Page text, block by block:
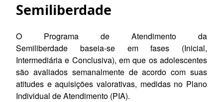
Semiliberdade
O Programa de Atendimento da
Semiliberdade baseia-se em fases (Inicial,
Intermediária e Conclusiva), em que os adolescentes
são avaliados semanalmente de acordo com suas
atitudes e aquisições valorativas, medidas no Plano
Individual de Atendimento (PIA).